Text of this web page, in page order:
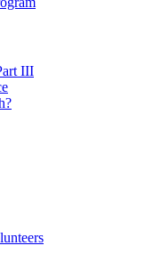
III